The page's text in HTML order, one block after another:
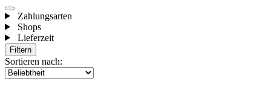
Zahlungsarten
Shops
Lieferzeit
Filtern
Sortieren nach: